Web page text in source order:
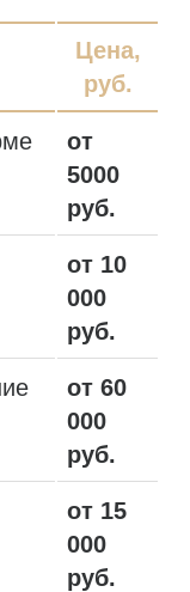
Цена,
руб.
от
5000
руб.
от 10
000
руб.
от 60
000
руб.
от 15
000
руб.